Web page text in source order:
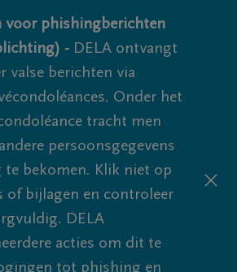
voor phishingberichten
- DELA ontvangt
valse berichten via
Onder het
tracht men
persoonsgegevens
te bekomen. Klik niet op
of bijlagen en controleer
DELA
acties om dit te
tot phishing en